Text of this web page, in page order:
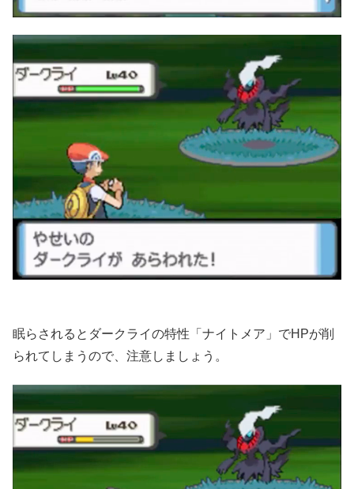
眠らされるとダークライの特性「ナイトメア」でHPが削
られてしまうので、注意しましょう。